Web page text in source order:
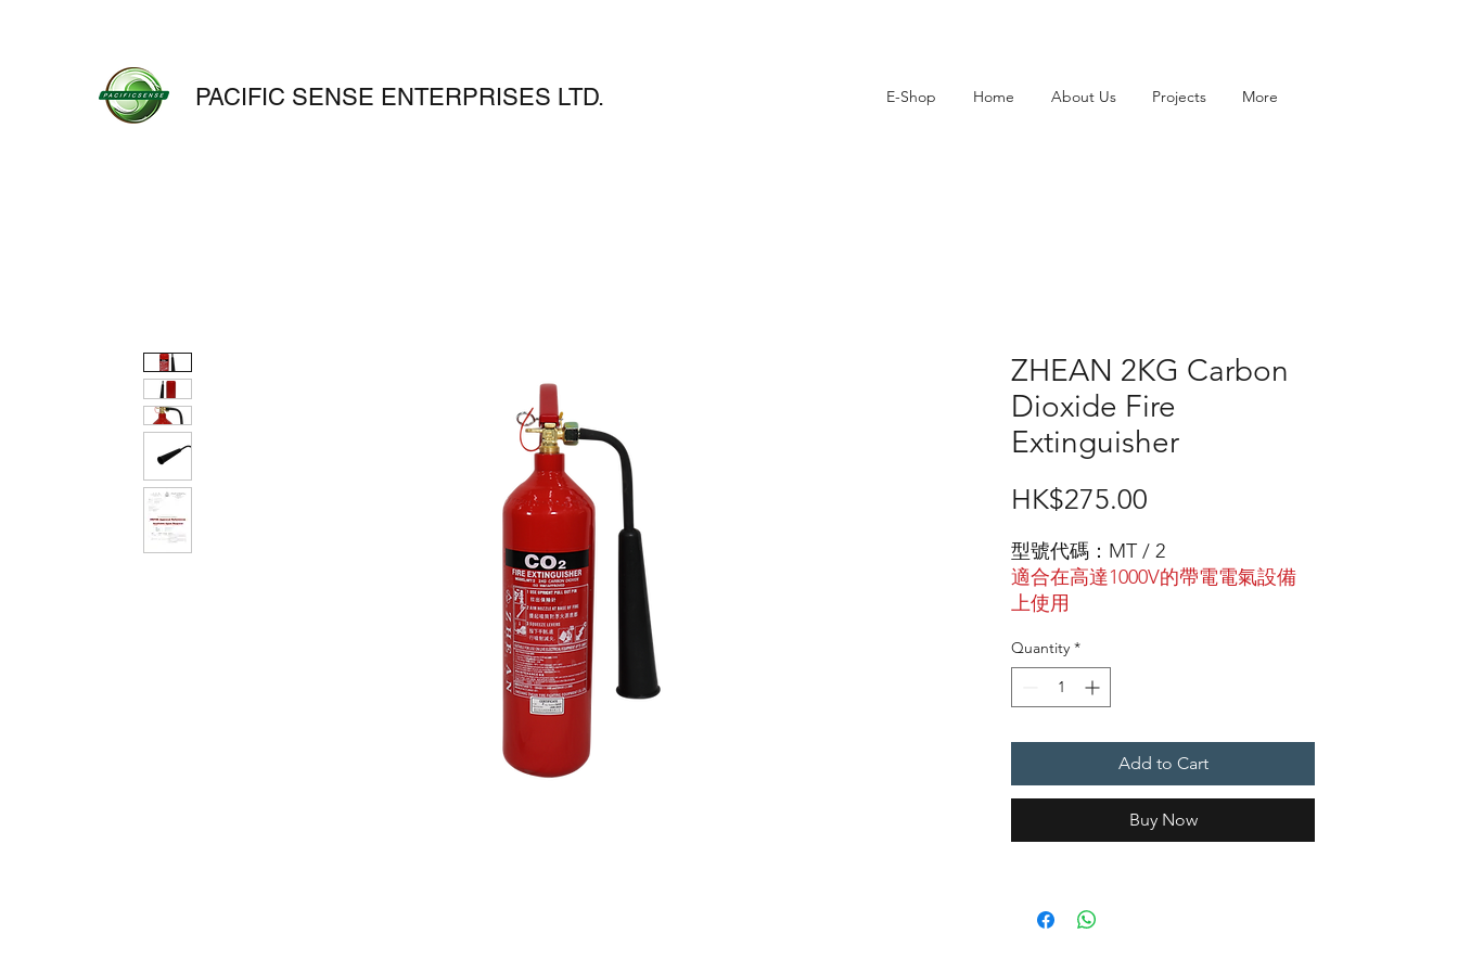
PACIFIC SENSE ENTERPRISES LTD. E-Shop Home About Us Projects More
ZHEAN 2KG Carbon
Dioxide Fire
Extinguisher
HK$275.00
型號代碼：MT / 2
適合在高達1000V的帶電電氣設備
上使用
製造單位：浙江省消防器材有限公
按此下載詳細產品介紹
CO2滅火筒, 即是二氧化碳氣體滅
火筒儲存液態二氧化碳 (CO2) 或其
他滅燃氣體, 筒身特別堅硬及厚。
體, 精細儀器, 重要文件或者在封閉
Quantity *
Add to Cart
Buy Now